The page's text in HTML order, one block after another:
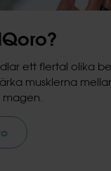
ett flertal olika
musklerna
magen.